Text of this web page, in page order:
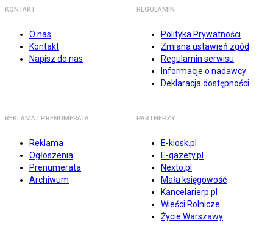
KONTAKT
O nas
Kontakt
Napisz do nas
REGULAMIN
Polityka Prywatności
Zmiana ustawień zgód
Regulamin serwisu
Informacje o nadawcy
Deklaracja dostępności
REKLAMA I PRENUMERATA
Reklama
Ogłoszenia
Prenumerata
Archiwum
PARTNERZY
E-kiosk.pl
E-gazety.pl
Nexto.pl
Mała księgowość
Kancelarierp.pl
Wieści Rolnicze
Życie Warszawy